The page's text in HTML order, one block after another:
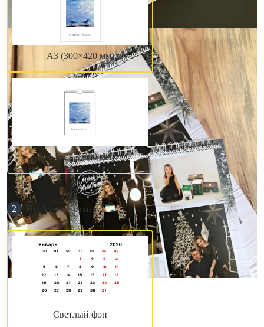
А3 (300×420 мм)
А4 (210×300 мм)
2 Выберите стиль
Светлый фон